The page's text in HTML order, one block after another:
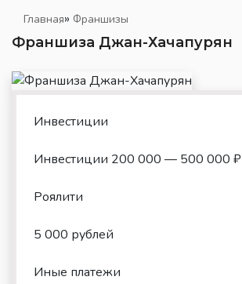
Главная» Франшизы
Франшиза Джан-Хачапурян
Инвестиции
Инвестиции 200 000 — 500 000 ₽
Роялити
5 000 рублей
Иные платежи